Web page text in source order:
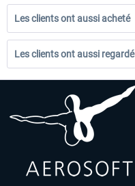
Les clients ont aussi acheté
Les clients ont aussi regardé